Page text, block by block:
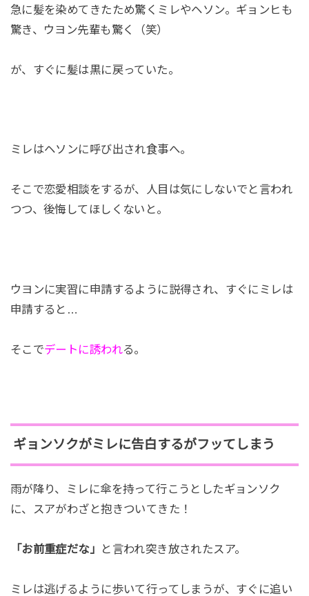
急に髪を染めてきたため驚くミレやヘソン。ギョンヒも
驚き、ウヨン先輩も驚く（笑）
が、すぐに髪は黒に戻っていた。
ミレはヘソンに呼び出され食事へ。
そこで恋愛相談をするが、人目は気にしないでと言われ
つつ、後悔してほしくないと。
ウヨンに実習に申請するように説得され、すぐにミレは
申請すると…
そこでデートに誘われる。
ギョンソクがミレに告白するがフッてしまう
雨が降り、ミレに傘を持って行こうとしたギョンソク
に、スアがわざと抱きついてきた！
「お前重症だな」 と言われ突き放されたスア。
ミレは逃げるように歩いて行ってしまうが、すぐに追い